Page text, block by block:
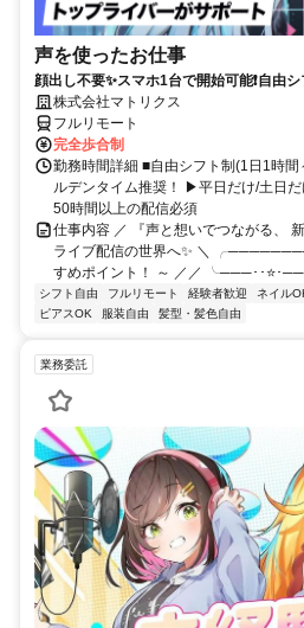
声を使ったお仕事
顔出し不要✨スマホ1台で開始可能❗自由
株式会社マトリクス
フルリモート
完全歩合制
勤務時間詳細 ■自由シフト制(1日1時
ルデンタイム推奨！ ▶平日だけ/土日
50時間以上の配信必須
仕事内容 ／ 『声と想いでつながる、
ライブ配信の世界へ✨ ＼
すめポイント！ ～ ／／ ╰───･･⭐･
シフト自由 フルリモート 経験者歓迎 ネイル
ピアスOK
服装自由 髪型・髪色自由
業務委託